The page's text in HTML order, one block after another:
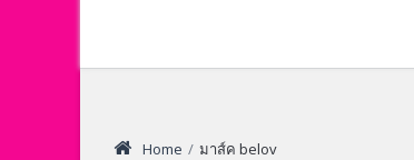
Home / มาส์ค belov